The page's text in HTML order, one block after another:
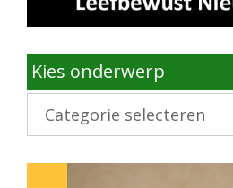
Kies onderwerp
Kies
onderwerp